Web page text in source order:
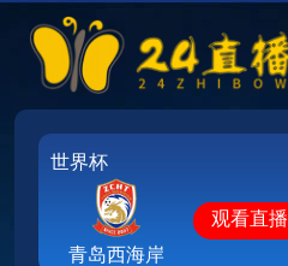
世界杯
青岛西海岸
观看直播